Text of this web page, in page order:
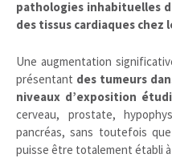
pathologies inhabituelles
des tissus cardiaques chez
Une augmentation
présentant des tumeurs
niveaux d’exposition
cerveau, prostate,
pancréas, sans toutefois
puisse être totalement établi